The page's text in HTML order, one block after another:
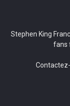
Stephen King
fans